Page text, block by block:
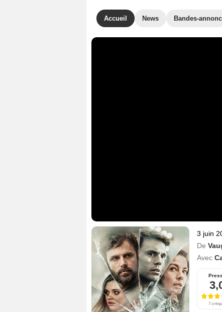
Accueil News Bandes-
3 juin
De
Avec
7